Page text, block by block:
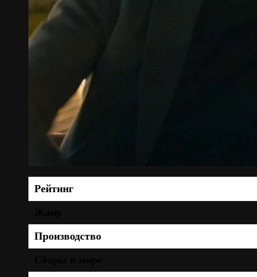
Рейтинг
Производство